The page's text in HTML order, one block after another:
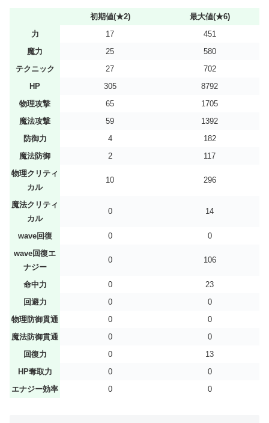
初期値(★2)
最大値(★6)
力
17
451
魔力
25
580
テクニック
27
702
HP
305
8792
物理攻撃
65
1705
魔法攻撃
59
1392
防御力
4
182
魔法防御
2
117
物理クリティ
カル
10 296
魔法クリティ
カル
0 14
wave回復 0
0
wave回復エ
ナジー
0 106
命中力 0
23
回避力
0
0
物理防御貫通
0
0
魔法防御貫通
0
0
回復力
0
13
HP奪取力
0
0
エナジー効率
0 0